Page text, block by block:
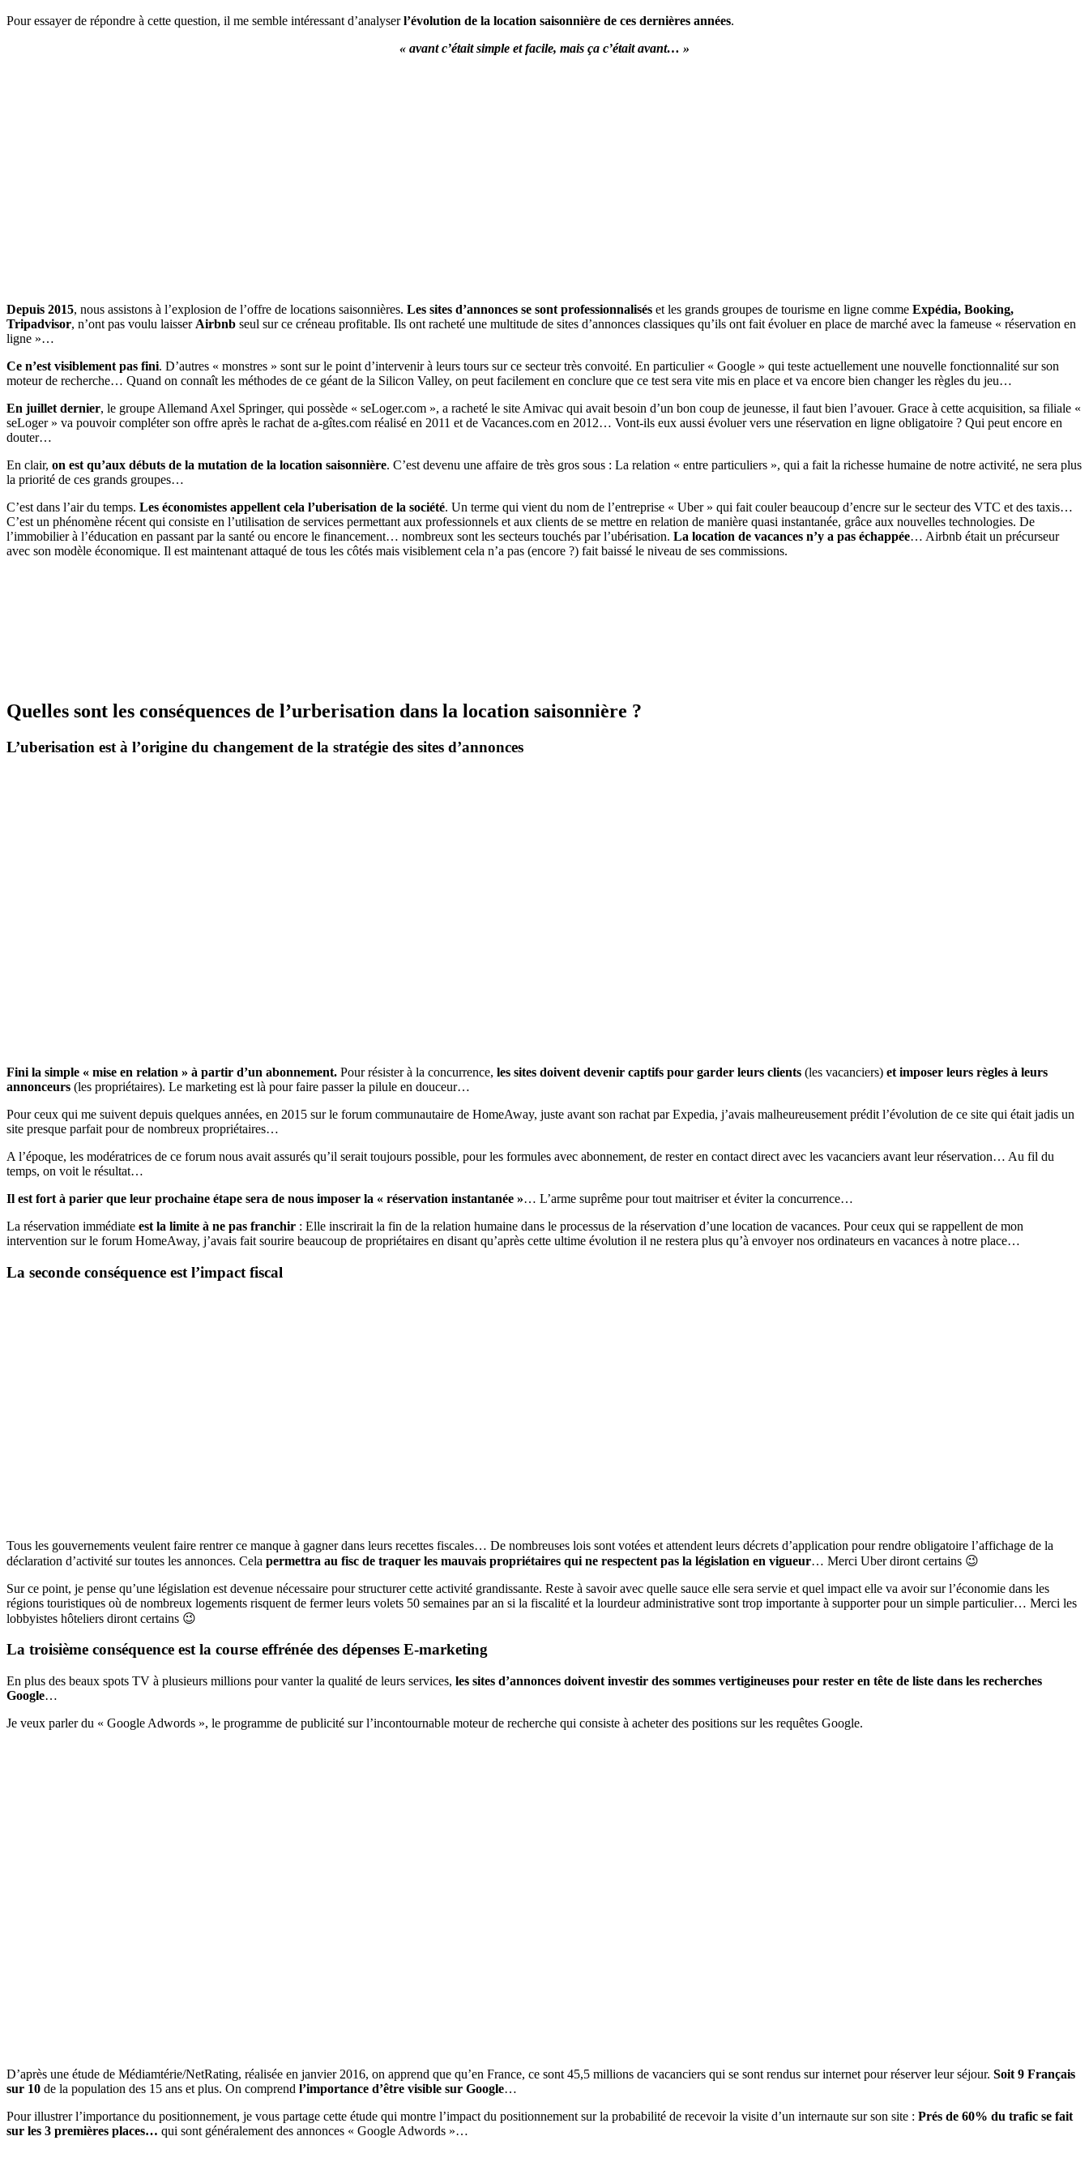
Pour essayer de répondre à cette question, il me semble intéressant d’analyserl’évolution de la location saisonnière de ces dernières années.
« avant c’était simple et facile, mais ça c’était avant… »
Depuis 2015, nous assistons à l’explosion de l’offre de locations saisonnières. Les sites d’annonces se sont professionnalisés et les grands groupes de tourisme en ligne comme Expédia, Booking,
Tripadvisor, n’ont pas voulu laisser Airbnb seul sur ce créneau profitable. Ils ont racheté une multitude de sites d’annonces classiques qu’ils ont fait évoluer en place de marché avec la fameuse « réservation en
ligne »…
Ce n’est visiblement pas fini. D’autres « monstres » sont sur le point d’intervenir à leurs tours sur ce secteur très convoité. En particulier « Google » qui teste actuellement une nouvelle fonctionnalité sur son
moteur de recherche… Quand on connaît les méthodes de ce géant de la Silicon Valley, on peut facilement en conclure que ce test sera vite mis en place et va encore bien changer les règles du jeu…
En juillet dernier, le groupe Allemand Axel Springer, qui possède « seLoger.com », a racheté le site Amivac qui avait besoin d’un bon coup de jeunesse, il faut bien l’avouer. Grace à cette acquisition, sa filiale «
seLoger » va pouvoir compléter son offre après le rachat de a-gîtes.com réalisé en 2011 et de Vacances.com en 2012… Vont-ils eux aussi évoluer vers une réservation en ligne obligatoire ? Qui peut encore en
douter…
En clair, on est qu’aux débuts de la mutation de la location saisonnière. C’est devenu une affaire de très gros sous : La relation « entre particuliers », qui a fait la richesse humaine de notre activité, ne sera plus
la priorité de ces grands groupes…
C’est dans l’air du temps. Les économistes appellent cela l’uberisation de la société. Un terme qui vient du nom de l’entreprise « Uber » qui fait couler beaucoup d’encre sur le secteur des VTC et des taxis…
C’est un phénomène récent qui consiste en l’utilisation de services permettant aux professionnels et aux clients de se mettre en relation de manière quasi instantanée, grâce aux nouvelles technologies. De
l’immobilier à l’éducation en passant par la santé ou encore le financement… nombreux sont les secteurs touchés par l’ubérisation. La location de vacances n’y a pas échappée… Airbnb était un précurseur
avec son modèle économique. Il est maintenant attaqué de tous les côtés mais visiblement cela n’a pas (encore ?) fait baissé le niveau de ses commissions.
Quelles sont les conséquences de l’urberisation dans la location saisonnière ?
L’uberisation est à l’origine du changement de la stratégie des sites d’annonces
Fini la simple « mise en relation » à partir d’un abonnement. Pour résister à la concurrence, les sites doivent devenir captifs pour garder leurs clients (les vacanciers) et imposer leurs règles à leurs
annonceurs (les propriétaires). Le marketing est là pour faire passer la pilule en douceur…
Pour ceux qui me suivent depuis quelques années, en 2015 sur le forum communautaire de HomeAway, juste avant son rachat par Expedia, j’avais malheureusement prédit l’évolution de ce site qui était jadis un
site presque parfait pour de nombreux propriétaires…
A l’époque, les modératrices de ce forum nous avait assurés qu’il serait toujours possible, pour les formules avec abonnement, de rester en contact direct avec les vacanciers avant leur réservation… Au fil du
temps, on voit le résultat…
Il est fort à parier que leur prochaine étape sera de nous imposer la « réservation instantanée »… L’arme suprême pour tout maitriser et éviter la concurrence…
La réservation immédiate est la limite à ne pas franchir : Elle inscrirait la fin de la relation humaine dans le processus de la réservation d’une location de vacances. Pour ceux qui se rappellent de mon
intervention sur le forum HomeAway, j’avais fait sourire beaucoup de propriétaires en disant qu’après cette ultime évolution il ne restera plus qu’à envoyer nos ordinateurs en vacances à notre place…
La seconde conséquence est l’impact fiscal
Tous les gouvernements veulent faire rentrer ce manque à gagner dans leurs recettes fiscales… De nombreuses lois sont votées et attendent leurs décrets d’application pour rendre obligatoire l’affichage de la
déclaration d’activité sur toutes les annonces. Cela permettra au fisc de traquer les mauvais propriétaires qui ne respectent pas la législation en vigueur… Merci Uber diront certains 😉
Sur ce point, je pense qu’une législation est devenue nécessaire pour structurer cette activité grandissante. Reste à savoir avec quelle sauce elle sera servie et quel impact elle va avoir sur l’économie dans les
régions touristiques où de nombreux logements risquent de fermer leurs volets 50 semaines par an si la fiscalité et la lourdeur administrative sont trop importante à supporter pour un simple particulier… Merci les
lobbyistes hôteliers diront certains 😉
La troisième conséquence est la course effrénée des dépenses E-marketing
En plus des beaux spots TV à plusieurs millions pour vanter la qualité de leurs services, les sites d’annonces doivent investir des sommes vertigineuses pour rester en tête de liste dans les recherches
Google…
Je veux parler du « Google Adwords », le programme de publicité sur l’incontournable moteur de recherche qui consiste à acheter des positions sur les requêtes Google.
D’après une étude de Médiamtérie/NetRating, réalisée en janvier 2016, on apprend que qu’en France, ce sont 45,5 millions de vacanciers qui se sont rendus sur internet pour réserver leur séjour. Soit 9 Français
sur 10 de la population des 15 ans et plus. On comprend l’importance d’être visible sur Google…
Pour illustrer l’importance du positionnement, je vous partage cette étude qui montre l’impact du positionnement sur la probabilité de recevoir la visite d’un internaute sur son site : Prés de 60% du trafic se fait
sur les 3 premières places… qui sont généralement des annonces « Google Adwords »…